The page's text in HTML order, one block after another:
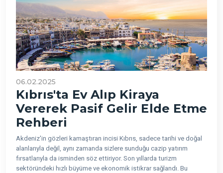
06.02.2025
Kıbrıs'ta Ev Alıp Kiraya
Vererek Pasif Gelir Elde Etme
Rehberi
Akdeniz'in gözleri kamaştıran incisi Kıbrıs, sadece tarihi ve doğal
alanlarıyla değil, aynı zamanda sizlere sunduğu cazip yatırım
fırsatlarıyla da isminden söz ettiriyor. Son yıllarda turizm
sektöründeki hızlı büyüme ve ekonomik istikrar sağlandı. Bu